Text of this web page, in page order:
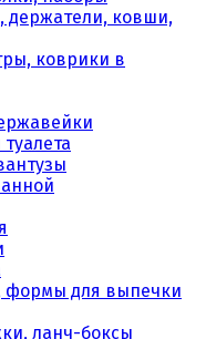
держатели, ковши,
коврики в
формы для выпечки
ланч-боксы